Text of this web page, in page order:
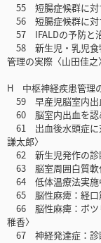
55 短腸症候群に対
56 短腸症候群に対
57 IFALDの予防と
58 新生児・乳児食
管理の実際〈山田佳之
H 中枢神経疾患管理
59 早産児脳室内出
60 脳室内出血を認
61 出血後水頭症に
謙太郎〉
62 新生児発作の診
63 脳室周囲白質軟
64 低体温療法実施
65 脳性麻痺：経口
66 脳性麻痺：ボツ
稚香〉
67 神経発達症：診